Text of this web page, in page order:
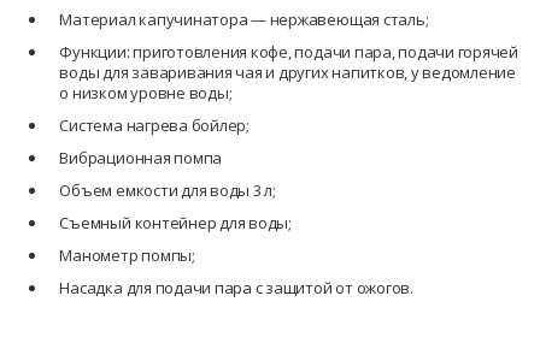
Материал капучинатора — нержавеющая сталь;
Функции: приготовления кофе, подачи пара, подачи горячей
воды для заваривания чая и других напитков, у ведомление
о низком уровне воды;
Система нагрева бойлер;
Вибрационная помпа
Объем емкости для воды 3 л;
Съемный контейнер для воды;
Манометр помпы;
Насадка для подачи пара с защитой от ожогов.